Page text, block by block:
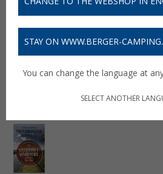
STAY ON WWW.BERGER-
You can change the language at
SELECT ANOTHER